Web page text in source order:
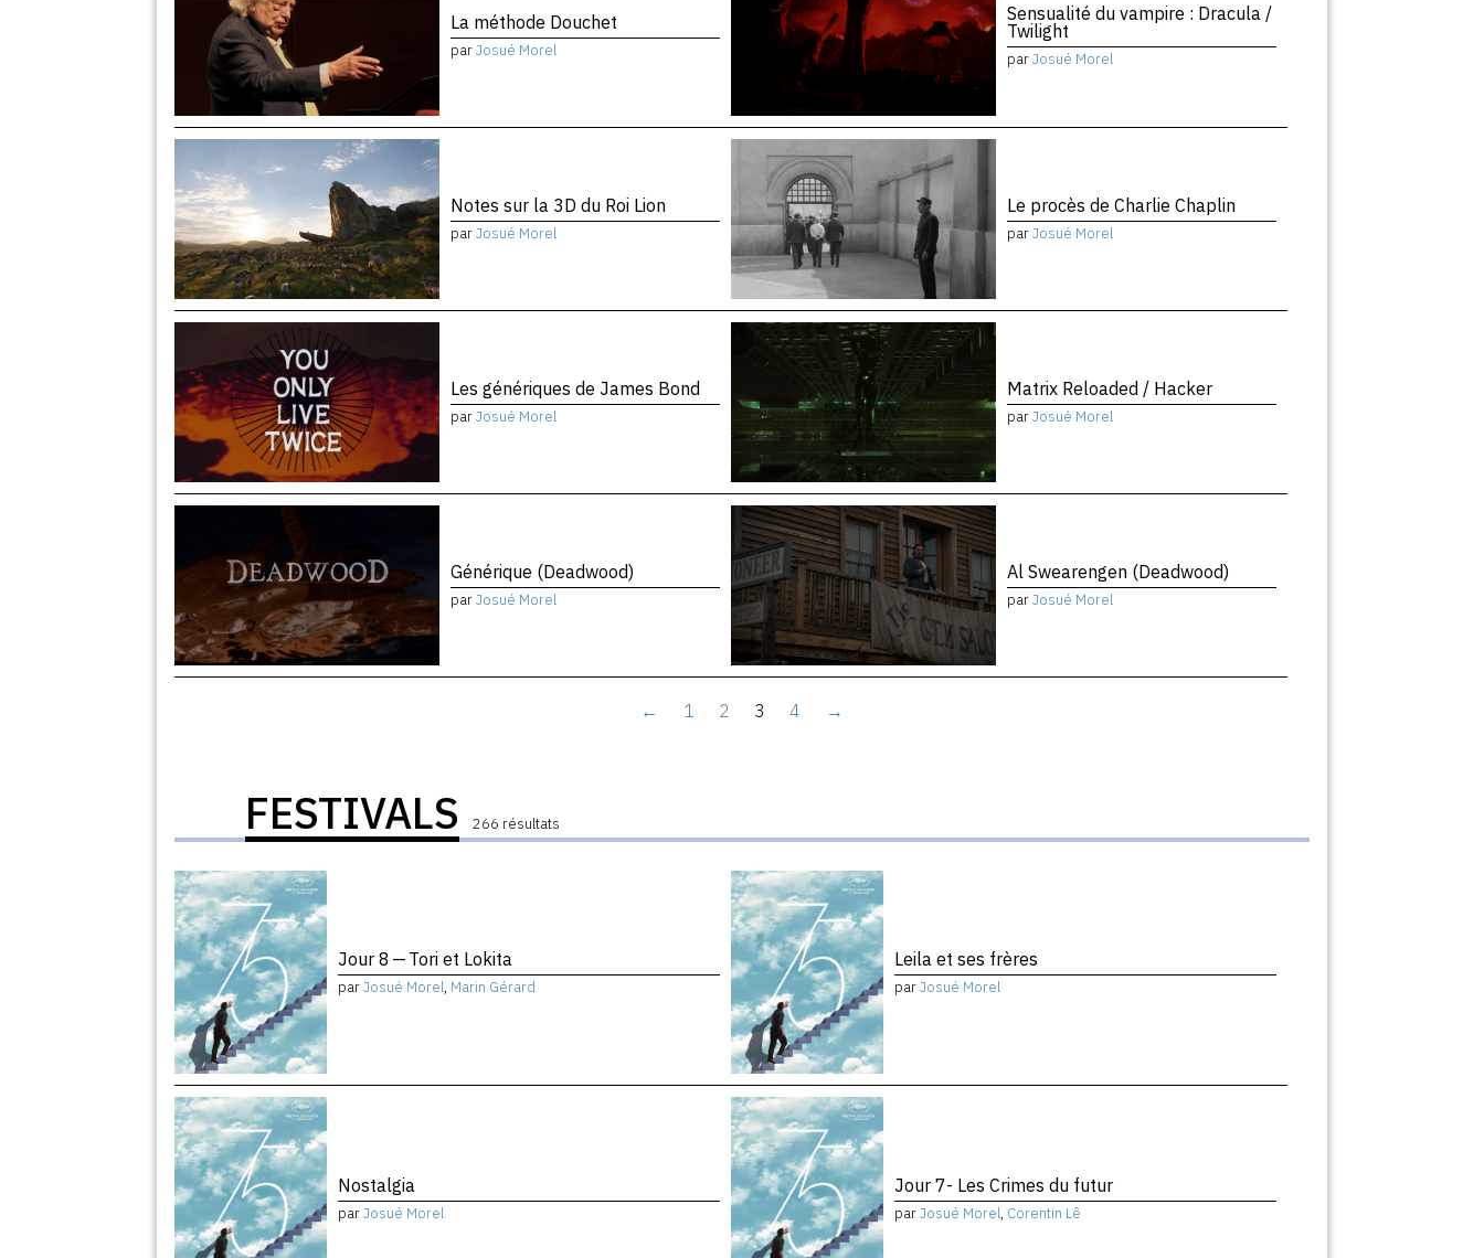
La méthode Douchet
parJosué Morel
Sensualité du vampire : Dracula /
Twilight
parJosué Morel
Notes sur la 3D du Roi Lion
parJosué Morel
Le procès de Charlie Chaplin
parJosué Morel
Les génériques de James Bond
parJosué Morel
Matrix Reloaded / Hacker
parJosué Morel
Générique (Deadwood)
parJosué Morel
Al Swearengen (Deadwood)
parJosué Morel
← 1 2 3 4 →
FESTIVALS 266 résultats
Jour 8 — Tori et Lokita
parJosué Morel, Marin Gérard
Leila et ses frères
parJosué Morel
Nostalgia
parJosué Morel
Jour 7- Les Crimes du futur
parJosué Morel, Corentin Lê